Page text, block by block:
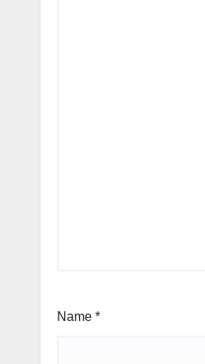
Name *